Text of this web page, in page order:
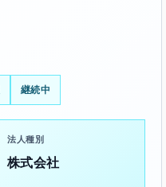
継続中
法人種別
株式会社